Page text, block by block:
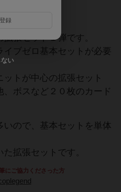
張セット１弾です。
イブゼロ基本セットが必要
トが中心の拡張セット
ボスなど２０枚のカード
いので、基本セットを単体
拡張セットです。
にご協力くださった方
録
い